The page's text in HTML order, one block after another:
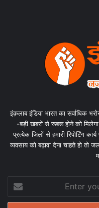
इंक़लाब इंडिया भारत का सर्वाधिक
-बड़ी खबरों से रूबरू होने को
प्रत्येक जिलों से हमारी रिपोर्टिंग
व्यवसाय को बढ़ावा देना चाहते हो तो
your
Email